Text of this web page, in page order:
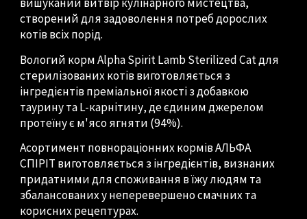
створений для задоволення потреб дорослих
котів всіх порід.
Вологий корм Alpha Spirit Lamb Sterilized Cat для
стерилізованих котів виготовляється з
інгредієнтів преміальної якості з добавкою
таурину та L-карнітину, де єдиним джерелом
протеїну є м'ясо ягняти (94%).
Асортимент повнораціонних кормів АЛЬФА
СПІРІТ виготовляється з інгредієнтів, визнаних
придатними для споживання в їжу людям та
збалансованих у неперевершено смачних та
корисних рецептурах.